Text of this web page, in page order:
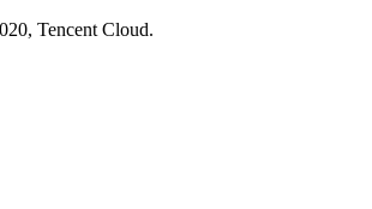
Tencent Cloud.